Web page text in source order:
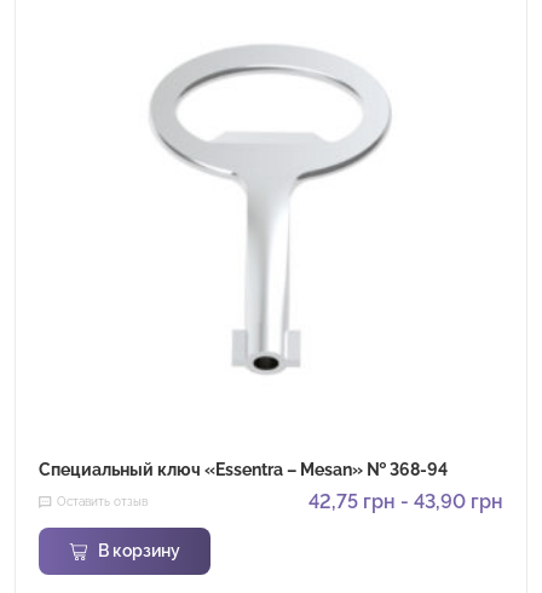
Специальный ключ «Essentra – Mesan» № 368-94
Оставить отзыв 42,75 грн - 43,90 грн
В корзину